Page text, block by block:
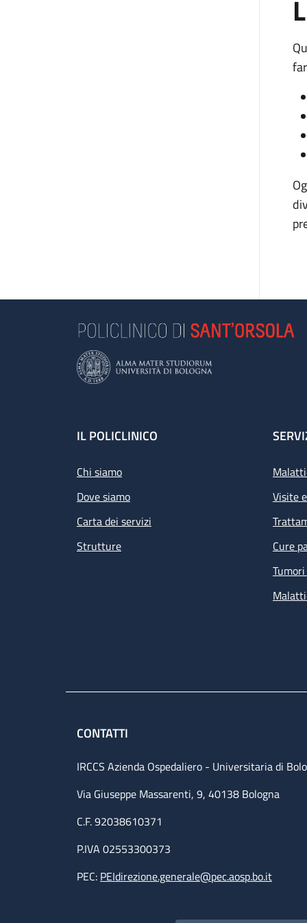
Footer
IL POLICLINICO
Chi siamo
Dove siamo
Carta dei servizi
Strutture
Visite
Cure
CONTATTI
IRCCS Azienda Ospedaliero - Universitaria di
Via Giuseppe Massarenti, 9, 40138 Bologna
C.F. 92038610371
P.IVA 02553300373
PEC: PEIdirezione.generale@pec.aosp.bo.it